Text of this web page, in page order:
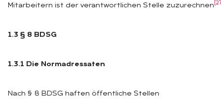
Mitarbeitern ist der verantwortlichen Stelle zuzurechnen
1.3 § 8 BDSG
1.3.1 Die Normadressaten
Nach § 8 BDSG haften öffentliche Stellen